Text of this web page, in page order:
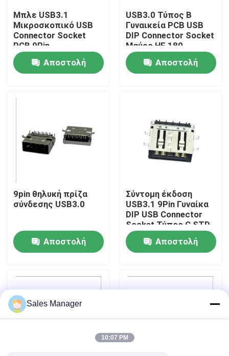
Σπίτι
Περίπου εμείς
Γύρος εργοστασίων
Ποιοτικός έλεγχος
Ζητήστε ένα απόσπασμα
Υποδοχή υποδοχής USB
Μπλε USB3.1
Μικροσκοπικό USB
Connector Socket
PCB 9Pin
Αποστολή
USB3.0 Τύπος Β
Γυναικεία PCB USB
DIP Connector Socket
Μαύρο HF 180
μορφής T
Αποστολή
9pin θηλυκή πρίζα
σύνδεσης USB3.0
Αποστολή
Σύντομη έκδοση
USB3.1 9Pin Γυναίκα
DIP USB Connector
Socket Τύπος C STD
Αποστολή
Sales Manager
10:07 PM